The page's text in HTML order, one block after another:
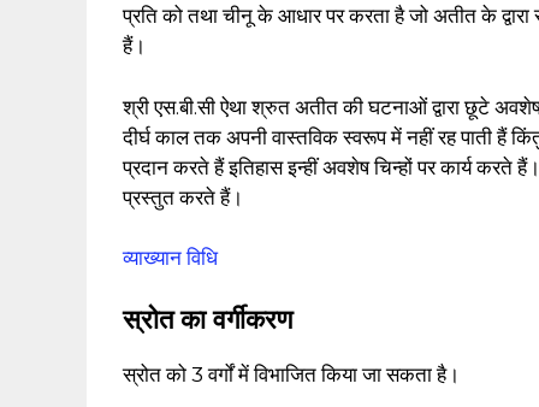
प्रति को तथा चीनू के आधार पर करता है जो अतीत के
हैं।
श्री एस.बी.सी ऐथा श्रुत अतीत की घटनाओं द्वारा छूटे
दीर्घ काल तक अपनी वास्तविक स्वरूप में नहीं रह पाती हैं
प्रदान करते हैं इतिहास इन्हीं अवशेष चिन्हों पर कार्य करते
प्रस्तुत करते हैं।
व्याख्यान विधि
स्रोत का वर्गीकरण
स्रोत को 3 वर्गों में विभाजित किया जा सकता है।